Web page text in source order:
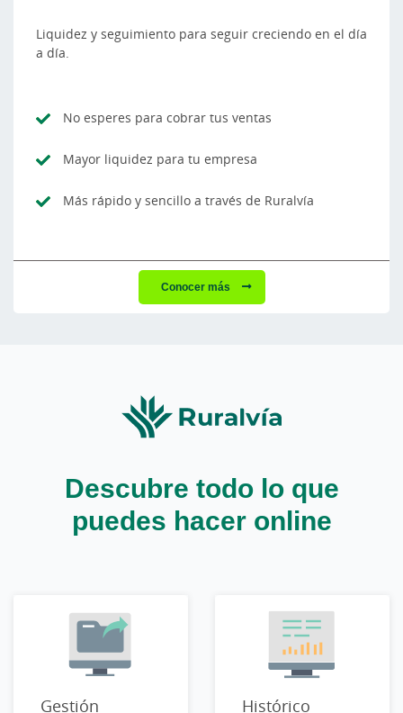
Liquidez y seguimiento para seguir creciendo en el día
a día.
No esperes para cobrar tus ventas
Mayor liquidez para tu empresa
Más rápido y sencillo a través de Ruralvía
Conocer más
Descubre todo lo que
puedes hacer online
Gestión Histórico